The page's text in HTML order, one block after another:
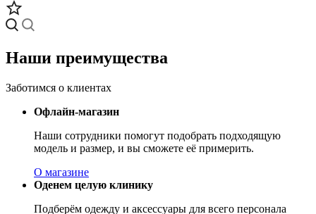
Наши преимущества
Заботимся о клиентах
Офлайн-магазин
Наши сотрудники помогут подобрать подходящую
модель и размер, и вы сможете её примерить.
О магазине
Оденем целую клинику
Подберём одежду и аксессуары для всего персонала